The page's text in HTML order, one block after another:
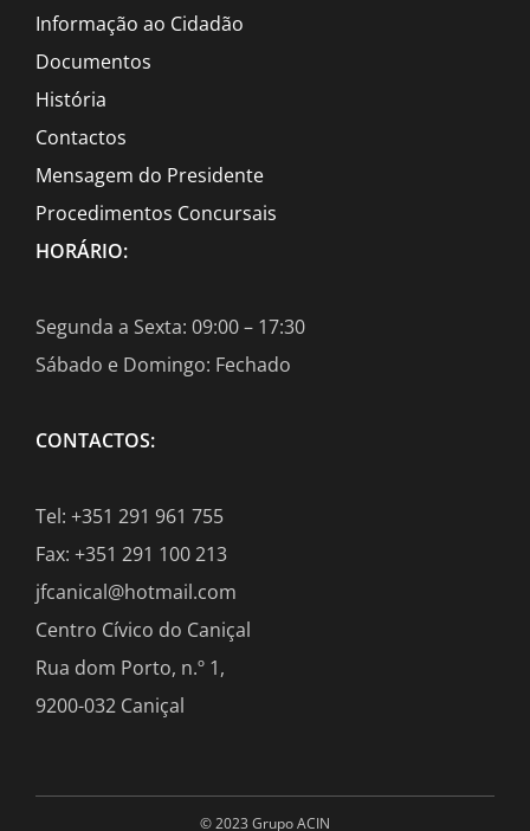
Informação ao Cidadão
Documentos
História
Contactos
Mensagem do Presidente
Procedimentos Concursais
HORÁRIO:
Segunda a Sexta: 09:00 – 17:30
Sábado e Domingo: Fechado
CONTACTOS:
Tel: +351 291 961 755
Fax: +351 291 100 213
jfcanical@hotmail.com
Centro Cívico do Caniçal
Rua dom Porto, n.º 1,
9200-032 Caniçal
© 2023 Grupo ACIN